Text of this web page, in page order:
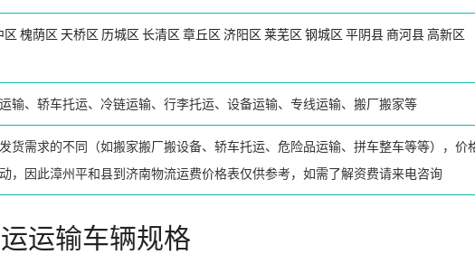
区 槐荫区 天桥区 历城区 长清区 章丘区 济阳区 莱芜区 钢城区 平阴县商河县高新区
输、轿车托运、冷链运输、行李托运、设备运输、专线运输、搬厂搬家等
货需求的不同（如搬家搬厂搬设备、轿车托运、危险品运输、拼车整车等等），价
，因此漳州平和县到济南物流运费价格表仅供参考，如需了解资费请来电咨询
运输车辆规格